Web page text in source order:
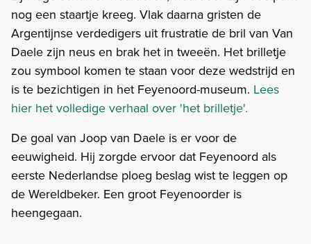
nog een staartje kreeg. Vlak daarna gristen de
Argentijnse verdedigers uit frustratie de bril van Van
Daele zijn neus en brak het in tweeën. Het brilletje
zou symbool komen te staan voor deze wedstrijd en
is te bezichtigen in het Feyenoord-museum. Lees
hier het volledige verhaal over 'het brilletje'.
De goal van Joop van Daele is er voor de
eeuwigheid. Hij zorgde ervoor dat Feyenoord als
eerste Nederlandse ploeg beslag wist te leggen op
de Wereldbeker. Een groot Feyenoorder is
heengegaan.